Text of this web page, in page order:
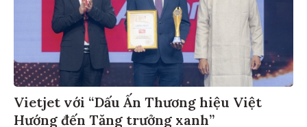
Vietjet với “Dấu Ấn Thương hiệu Việt
Hướng đến Tăng trưởng xanh”